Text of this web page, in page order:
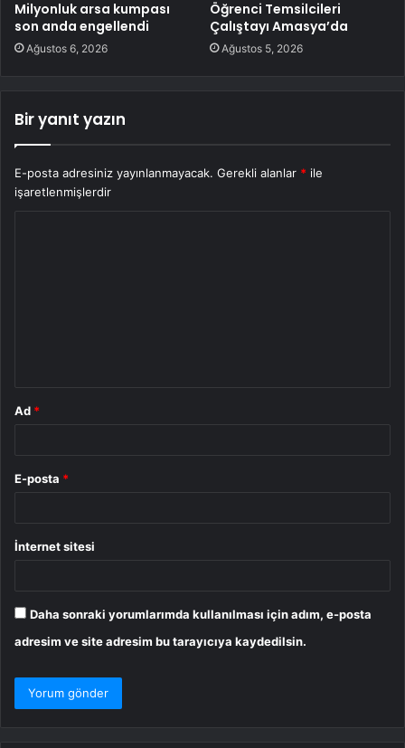
Milyonluk arsa kumpası
son anda engellendi
Ağustos 6, 2026
Öğrenci Temsilcileri
Çalıştayı Amasya’da
Ağustos 5, 2026
Bir yanıt yazın
E-posta adresiniz yayınlanmayacak. Gerekli alanlar * ile
işaretlenmişlerdir
Ad *
E-posta *
İnternet sitesi
Daha sonraki yorumlarımda kullanılması için adım, e-posta
adresim ve site adresim bu tarayıcıya kaydedilsin.